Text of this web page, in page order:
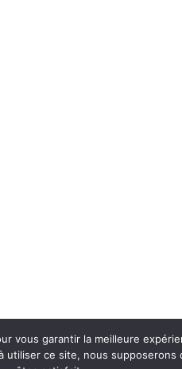
vous garantir la meilleure
utiliser ce site, nous supposerons